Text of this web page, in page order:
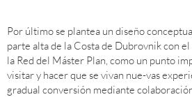
Por último se plantea un diseño
parte alta de la Costa de Dubrovnik con
la Red del Máster Plan, como un punto
visitar y hacer que se vivan nue-vas
gradual conversión mediante